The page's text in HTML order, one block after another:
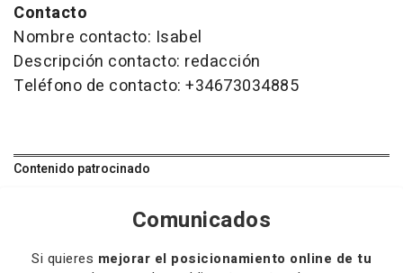
Contacto
Nombre contacto: Isabel
Descripción contacto: redacción
Teléfono de contacto: +34673034885
Contenido patrocinado
Comunicados
Si quieres mejorar el posicionamiento online de tu